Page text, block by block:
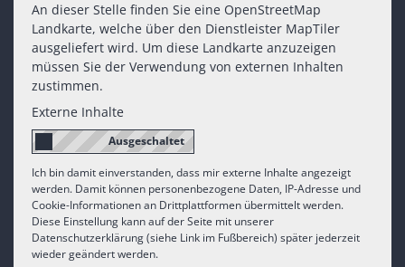
An dieser Stelle finden Sie eine OpenStreetMap
Landkarte, welche über den Dienstleister MapTiler
ausgeliefert wird. Um diese Landkarte anzuzeigen
müssen Sie der Verwendung von externen Inhalten
zustimmen.
Externe Inhalte
Ich bin damit einverstanden, dass mir externe Inhalte angezeigt
werden. Damit können personenbezogene Daten, IP-Adresse und
Cookie-Informationen an Drittplattformen übermittelt werden.
Diese Einstellung kann auf der Seite mit unserer
Datenschutzerklärung (siehe Link im Fußbereich) später jederzeit
wieder geändert werden.